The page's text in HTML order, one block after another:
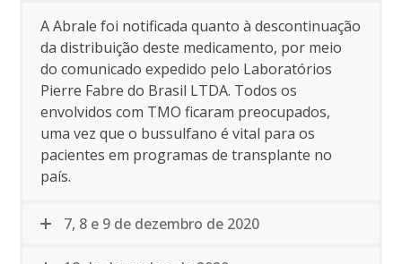
A Abrale foi notificada quanto à descontinuação
da distribuição deste medicamento, por meio
do comunicado expedido pelo Laboratórios
Pierre Fabre do Brasil LTDA. Todos os
envolvidos com TMO ficaram preocupados,
uma vez que o bussulfano é vital para os
pacientes em programas de transplante no
país.
7, 8 e 9 de dezembro de 2020